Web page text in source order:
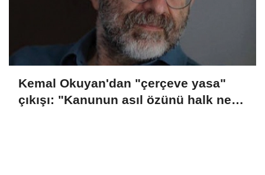
Kemal Okuyan'dan "çerçeve yasa"
çıkışı: "Kanunun asıl özünü halk ne